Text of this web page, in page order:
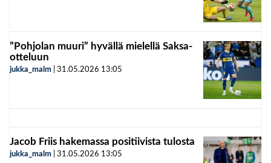
”Pohjolan muuri” hyvällä mielellä Saksa-
otteluun
jukka_malm 31.05.2026 13:05
Jacob Friis hakemassa positiivista tulosta
jukka_malm 31.05.2026 13:05